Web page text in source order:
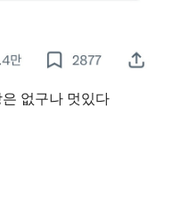
없구나 멋있다